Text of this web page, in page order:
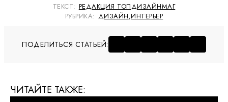
ТЕКСТ: РЕДАКЦИЯ ТОПДИЗАЙНМАГ
РУБРИКА: ДИЗАЙН,ИНТЕРЬЕР
ПОДЕЛИТЬСЯ СТАТЬЕЙ:
ЧИТАЙТЕ ТАКЖЕ: